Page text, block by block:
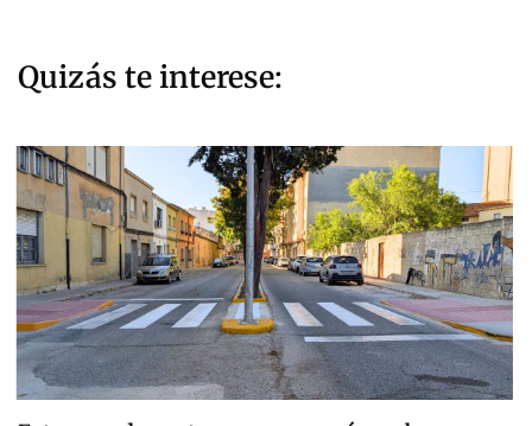
Quizás te interese: